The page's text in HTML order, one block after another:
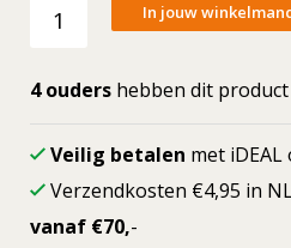
picto
26
In jouw
4 ouders hebben dit
Veilig betalen met
Verzendkosten €4,95 in
vanaf €70,-